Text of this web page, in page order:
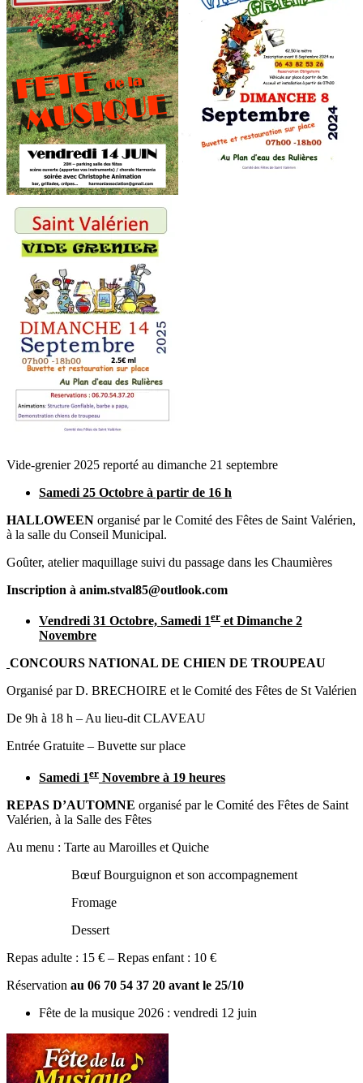
Vide-grenier 2025 reporté au dimanche 21 septembre
Samedi 25 Octobre à partir de 16 h
HALLOWEEN organisé par le Comité des Fêtes de Saint Valérien,
à la salle du Conseil Municipal.
Goûter, atelier maquillage suivi du passage dans les Chaumières
Inscription à anim.stval85@outlook.com
Vendredi 31 Octobre, Samedi 1er et Dimanche 2
Novembre
CONCOURS NATIONAL DE CHIEN DE TROUPEAU
Organisé par D. BRECHOIRE et le Comité des Fêtes de St Valérien
De 9h à 18 h – Au lieu-dit CLAVEAU
Entrée Gratuite – Buvette sur place
Samedi 1er Novembre à 19 heures
REPAS D’AUTOMNE organisé par le Comité des Fêtes de Saint
Valérien, à la Salle des Fêtes
Au menu : Tarte au Maroilles et Quiche
Bœuf Bourguignon et son accompagnement
Fromage
Dessert
Repas adulte : 15 € – Repas enfant : 10 €
Réservation au 06 70 54 37 20 avant le 25/10
Fête de la musique 2026 : vendredi 12 juin